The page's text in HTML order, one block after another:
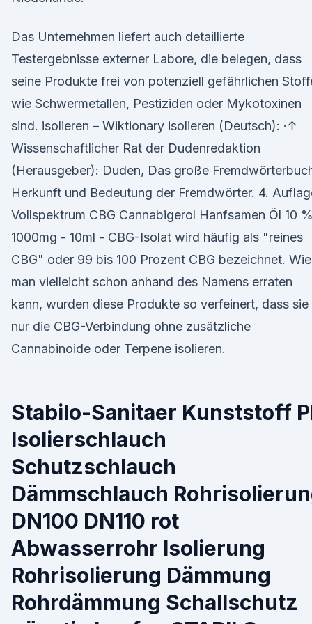
Das Unternehmen liefert auch detaillierte
Testergebnisse externer Labore, die belegen, dass
seine Produkte frei von potenziell gefährlichen
wie Schwermetallen, Pestiziden oder Mykotoxinen
sind. isolieren – Wiktionary isolieren (Deutsch): ·↑
Wissenschaftlicher Rat der Dudenredaktion
(Herausgeber): Duden, Das große
Herkunft und Bedeutung der Fremdwörter. 4.
Vollspektrum CBG Cannabigerol Hanfsamen Öl 10
1000mg - 10ml - CBG-Isolat wird häufig als "reines
CBG" oder 99 bis 100 Prozent CBG bezeichnet. Wie
man vielleicht schon anhand des Namens erraten
kann, wurden diese Produkte so verfeinert, dass sie
nur die CBG-Verbindung ohne zusätzliche
Cannabinoide oder Terpene isolieren.
Stabilo-Sanitaer Kunststoff
Isolierschlauch
Schutzschlauch
Dämmschlauch
DN100 DN110 rot
Abwasserrohr Isolierung
Rohrisolierung Dämmung
Rohrdämmung Schallschutz